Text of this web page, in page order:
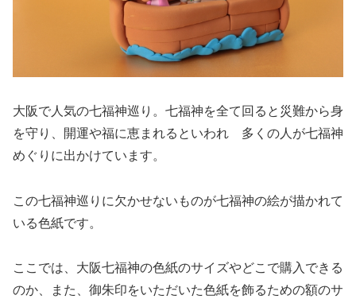
大阪で人気の七福神巡り。七福神を全て回ると災難から身
を守り、開運や福に恵まれるといわれ 多くの人が七福神
めぐりに出かけています。
この七福神巡りに欠かせないものが七福神の絵が描かれて
いる色紙です。
ここでは、大阪七福神の色紙のサイズやどこで購入できる
のか、また、御朱印をいただいた色紙を飾るための額のサ